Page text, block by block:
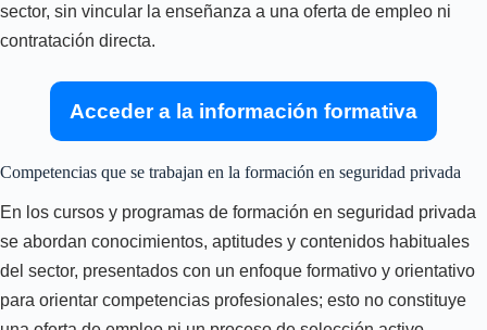
sector, sin vincular la enseñanza a una oferta de empleo ni
contratación directa.
Acceder a la información formativa
Competencias que se trabajan en la formación en seguridad privada
En los cursos y programas de formación en seguridad privada
se abordan conocimientos, aptitudes y contenidos habituales
del sector, presentados con un enfoque formativo y orientativo
para orientar competencias profesionales; esto no constituye